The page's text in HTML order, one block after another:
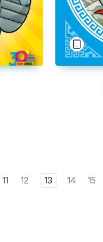
11 12 13 14 15